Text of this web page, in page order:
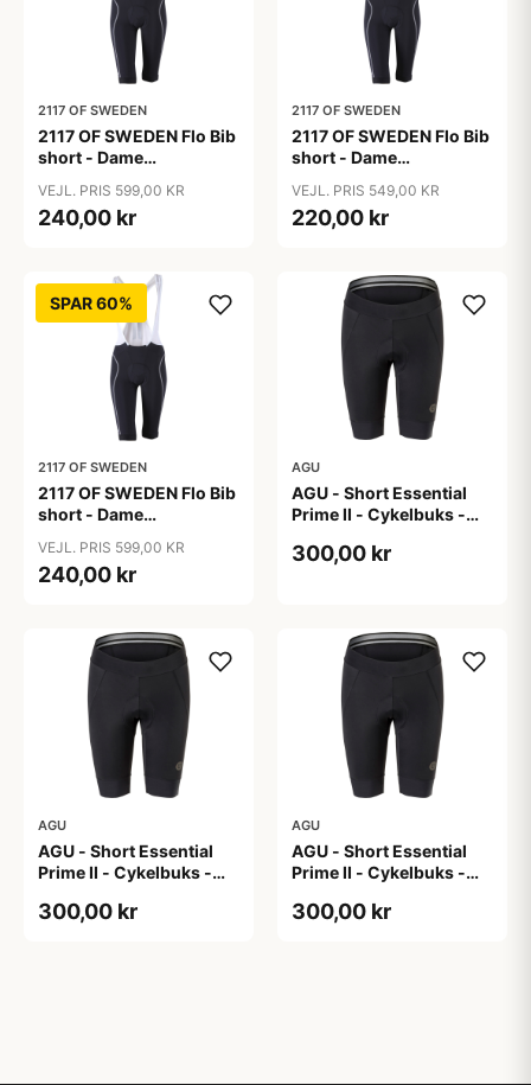
2117 OF SWEDEN
2117 OF SWEDEN Flo Bib
short - Dame
Sort - Str. 36
VEJL. PRIS 599,00 KR
240,00 kr
2117 OF SWEDEN
2117 OF SWEDEN Flo Bib
short - Dame
Sort - Str. 38
VEJL. PRIS 549,00 KR
220,00 kr
SPAR 60%
2117 OF SWEDEN
2117 OF SWEDEN Flo Bib
short - Dame
Sort - Str. 40
VEJL. PRIS 599,00 KR
240,00 kr
AGU
AGU - Short Essential
Prime II - Cykelbuks -
300,00 kr
AGU
AGU - Short Essential
Prime II - Cykelbuks -
300,00 kr
AGU
AGU - Short Essential
Prime II - Cykelbuks -
300,00 kr